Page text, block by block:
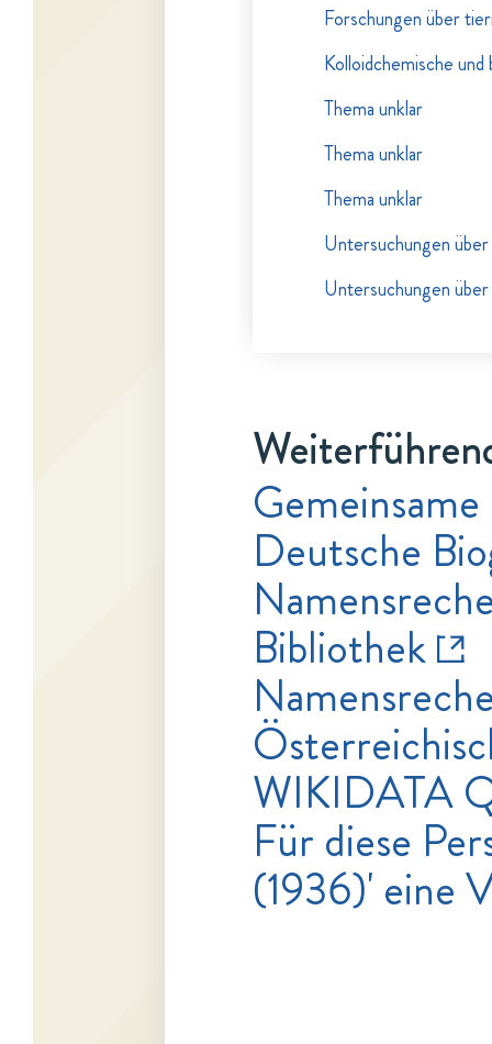
Forschungen über
Kolloidchemische
Thema unklar
Thema unklar
Thema unklar
Untersuchungen
Untersuchungen
Deutsche
Bibliothek
WIKIDATA
Für diese
(1936)' eine